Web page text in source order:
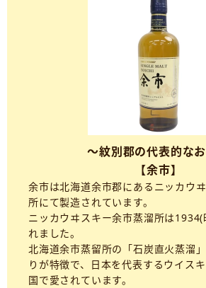
～紋別郡の代表的な
【余市】
余市は北海道余市郡にあるニッカウ
所にて製造されています。
ニッカウヰスキー余市蒸溜所は
れました。
北海道余市蒸留所の「石炭直火蒸溜
りが特徴で、日本を代表するウイス
国で愛されています。